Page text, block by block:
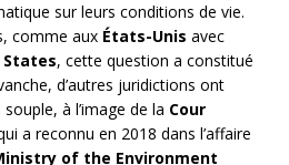
sur leurs conditions de vie.
comme aux États-Unis avec
States, cette question a constitué
d’autres juridictions ont
à l’image de la Cour
a reconnu en 2018 dans l’affaire
of the Environment